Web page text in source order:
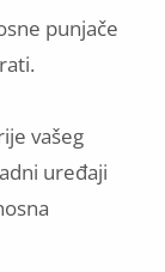
punjače
vašeg
uređaji